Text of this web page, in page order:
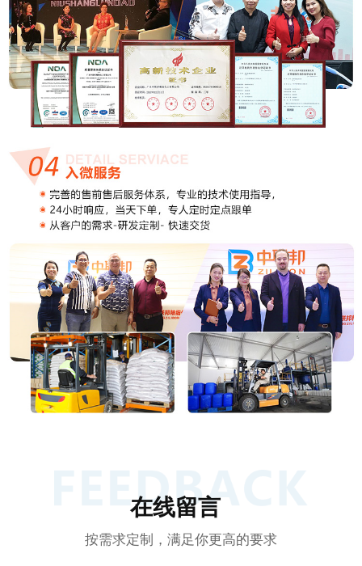
在线留言
按需求定制，满足你更高的要求